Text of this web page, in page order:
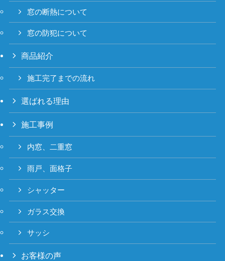
窓の断熱について
窓の防犯について
商品紹介
施工完了までの流れ
選ばれる理由
施工事例
内窓、二重窓
雨戸、面格子
シャッター
ガラス交換
サッシ
お客様の声